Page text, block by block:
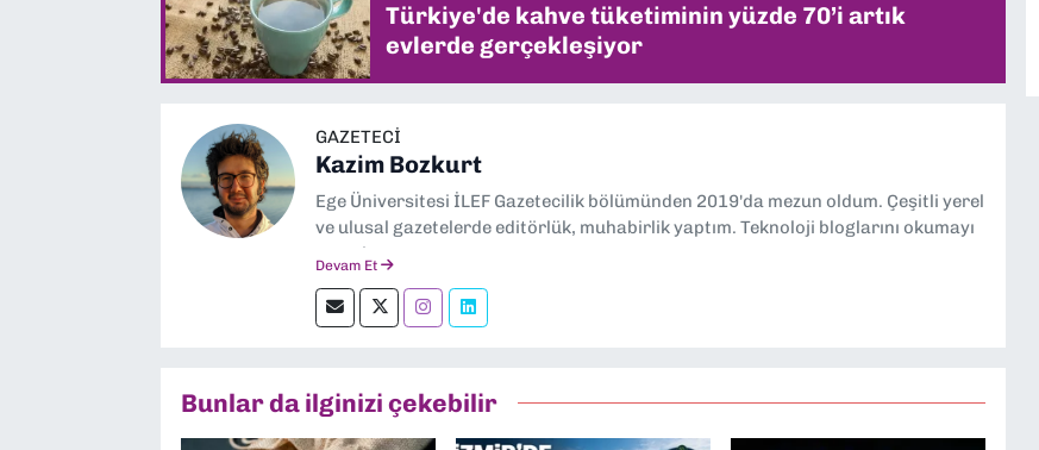
Türkiye'de kahve tüketiminin yüzde 70’i artık
evlerde gerçekleşiyor
GAZETECI
Kazim Bozkurt
Ege Üniversitesi İLEF Gazetecilik bölümünden 2019'da mezun oldum. Çeşitli yerel
ve ulusal gazetelerde editörlük, muhabirlik yaptım. Teknoloji bloglarını okumayı
severim.
Devam Et
Bunlar da ilginizi çekebilir